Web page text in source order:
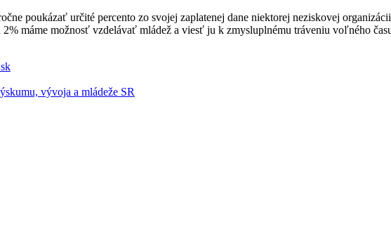
poukázať určité percento zo svojej zaplatenej dane niektorej neziskovej
2% máme možnosť vzdelávať mládež a viesť ju k zmysluplnému tráveniu voľného
vývoja a mládeže SR